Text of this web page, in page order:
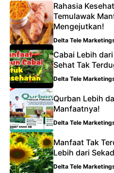
Rahasia
Temulawak
Mengejutkan!
Delta Tele
Cabai Lebih
Sehat Tak
Delta Tele
Qurban Lebih
Manfaatnya!
Delta Tele
Manfaat Tak
Lebih dari
Delta Tele